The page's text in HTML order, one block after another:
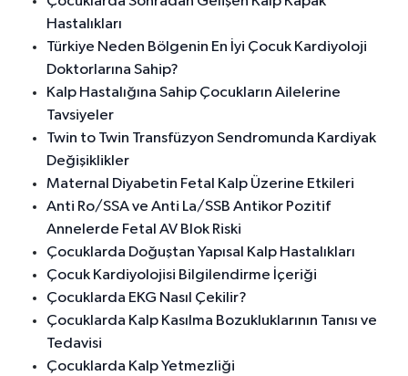
Hastalıkları
Türkiye Neden Bölgenin En İyi Çocuk Kardiyoloji
Doktorlarına Sahip?
Kalp Hastalığına Sahip Çocukların Ailelerine
Tavsiyeler
Twin to Twin Transfüzyon Sendromunda Kardiyak
Değişiklikler
Maternal Diyabetin Fetal Kalp Üzerine Etkileri
Anti Ro/SSA ve Anti La/SSB Antikor Pozitif
Annelerde Fetal AV Blok Riski
Çocuklarda Doğuştan Yapısal Kalp Hastalıkları
Çocuk Kardiyolojisi Bilgilendirme İçeriği
Çocuklarda EKG Nasıl Çekilir?
Çocuklarda Kalp Kasılma Bozukluklarının Tanısı ve
Tedavisi
Çocuklarda Kalp Yetmezliği